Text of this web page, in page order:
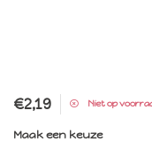
€2,19 Niet op
Maak een keuze